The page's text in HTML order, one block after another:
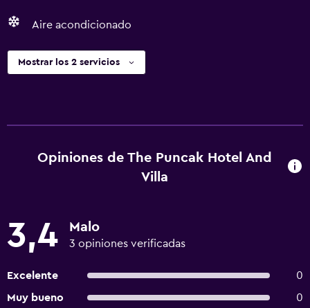
Aire acondicionado
Mostrar los 2 servicios
Opiniones de The Puncak Hotel And
Villa
3,4 Malo
3 opiniones verificadas
Excelente
0
Muy bueno
0